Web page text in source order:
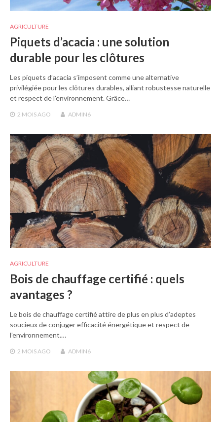
AGRICULTURE
Piquets d’acacia : une solution
durable pour les clôtures
Les piquets d’acacia s’imposent comme une alternative
privilégiée pour les clôtures durables, alliant robustesse naturelle
et respect de l’environnement. Grâce…
2 MOISAGO ADMIN6
AGRICULTURE
Bois de chauffage certifié : quels
avantages ?
Le bois de chauffage certifié attire de plus en plus d’adeptes
soucieux de conjuger efficacité énergétique et respect de
l’environnement.…
2 MOISAGO ADMIN6